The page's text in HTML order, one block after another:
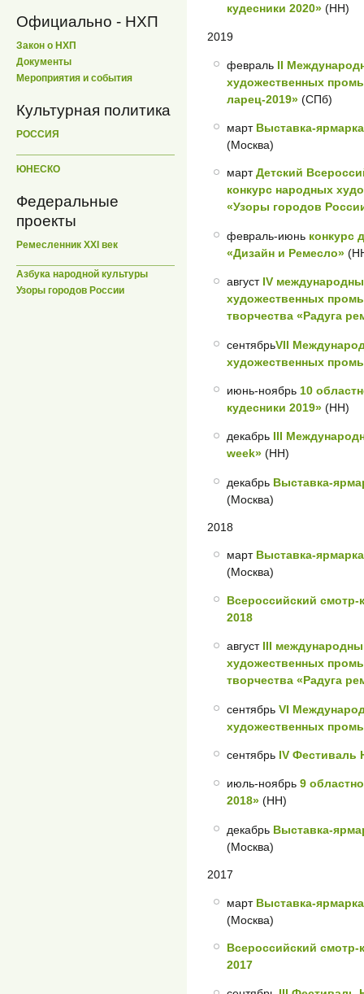
Официально - НХП
Закон о НХП
Документы
Мероприятия и события
Культурная политика
РОССИЯ
ЮНЕСКО
Федеральные
проекты
Ремесленник XXI век
Азбука народной культуры
Узоры городов России
кудесники 2020» (НН)
2019
февраль II
художественных
ларец-2019» (СПб)
март Выставка-
(Москва)
мартДетский
конкурс народных
«Узоры городов
февраль-июнь конкурс
«Дизайн и Ремесло»
август IV
художественных
творчества «Радуга
сентябрьVII
художественных
июнь-ноябрь 10
кудесники 2019» (НН)
декабрь III
week» (НН)
декабрь Выставка-
(Москва)
2018
март Выставка-
(Москва)
Всероссийский
2018
август III
художественных
творчества «Радуга
сентябрь VI
художественных
сентябрь IV Фестиваль
июль-ноябрь 9
2018» (НН)
декабрь Выставка-
(Москва)
2017
март Выставка-
(Москва)
Всероссийский
2017